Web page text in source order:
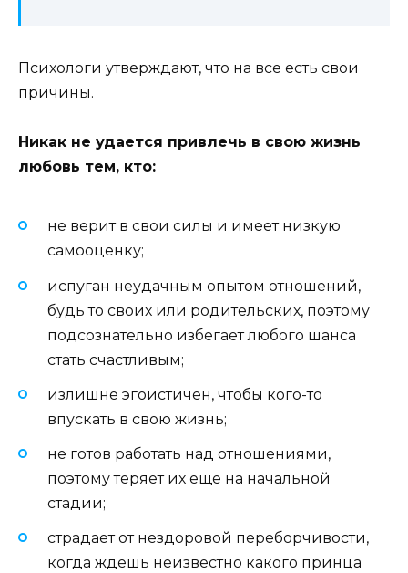
Психологи утверждают, что на все есть свои
причины.
Никак не удается привлечь в свою жизнь
любовь тем, кто:
не верит в свои силы и имеет низкую
самооценку;
испуган неудачным опытом отношений,
будь то своих или родительских, поэтому
подсознательно избегает любого шанса
стать счастливым;
излишне эгоистичен, чтобы кого-то
впускать в свою жизнь;
не готов работать над отношениями,
поэтому теряет их еще на начальной
стадии;
страдает от нездоровой переборчивости,
когда ждешь неизвестно какого принца